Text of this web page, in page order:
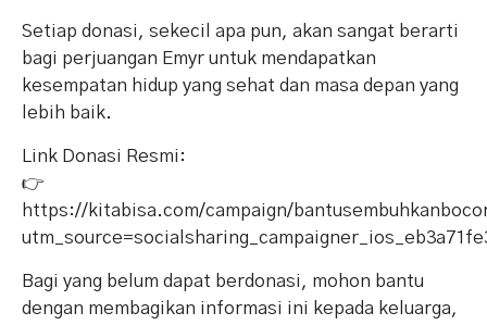
Setiap donasi, sekecil apa pun, akan sangat berarti
bagi perjuangan Emyr untuk mendapatkan
kesempatan hidup yang sehat dan masa depan yang
lebih baik.
Link Donasi Resmi:
👉
https://kitabisa.com/campaign/
Bagi yang belum dapat berdonasi, mohon bantu
dengan membagikan informasi ini kepada keluarga,